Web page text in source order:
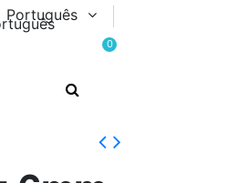
Português
0